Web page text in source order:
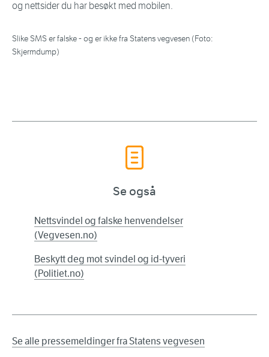
og nettsider du har besøkt med mobilen.
Slike SMS er falske - og er ikke fra Statens vegvesen (Foto:
Skjermdump)
Se også
Nettsvindel og falske henvendelser
(Vegvesen.no)
Beskytt deg mot svindel og id-tyveri
(Politiet.no)
Se alle pressemeldinger fra Statens vegvesen